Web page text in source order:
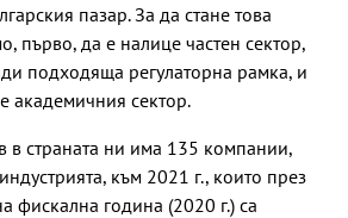
пазар. За да стане това
първо, да е налице частен сектор,
подходяща регулаторна рамка, и
академичния сектор.
в страната ни има 135 компании,
към 2021 г., които през
фискална година (2020 г.) са